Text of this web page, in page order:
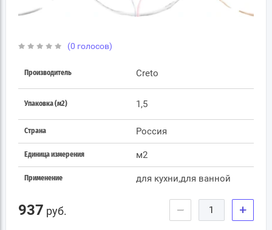
(0 голосов)
Производитель Creto
Упаковка (м2) 1,5
Страна Россия
Единица измерения м2
Применение для кухни,для ванной
937 руб. − +